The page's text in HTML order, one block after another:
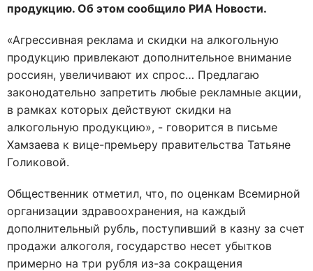
продукцию. Об этом сообщило РИА Новости.
«Агрессивная реклама и скидки на алкогольную
продукцию привлекают дополнительное внимание
россиян, увеличивают их спрос… Предлагаю
законодательно запретить любые рекламные акции,
в рамках которых действуют скидки на
алкогольную продукцию», - говорится в письме
Хамзаева к вице-премьеру правительства Татьяне
Голиковой.
Общественник отметил, что, по оценкам Всемирной
организации здравоохранения, на каждый
дополнительный рубль, поступивший в казну за счет
продажи алкоголя, государство несет убытков
примерно на три рубля из-за сокращения